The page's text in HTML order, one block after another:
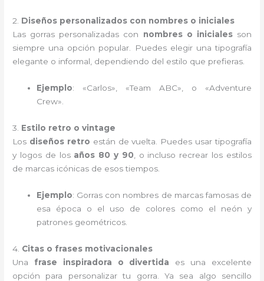
2. Diseños personalizados con nombres o iniciales
Las gorras personalizadas con nombres o inicialesson
siempre una opción popular. Puedes elegir una tipografía
elegante o informal, dependiendo del estilo que prefieras.
Ejemplo: «Carlos», «Team ABC», o «Adventure
Crew».
3. Estilo retro o vintage
Los diseños retro están de vuelta. Puedes usar tipografía
y logos de los años 80 y 90 , o incluso recrear los estilos
de marcas icónicas de esos tiempos.
Ejemplo: Gorras con nombres de marcas famosas de
esa época o el uso de colores como el neón y
patrones geométricos.
4. Citas o frases motivacionales
Una frase inspiradora o divertida es una excelente
opción para personalizar tu gorra. Ya sea algo sencillo